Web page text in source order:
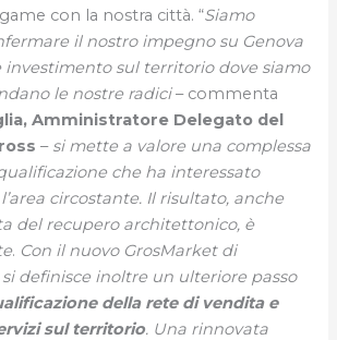
con la nostra città. “Siamo
il nostro impegno su Genova
sul territorio dove siamo
le nostre radici– commenta
Amministratore Delegato del
– si mette a valore una complessa
che ha interessato
circostante. Il risultato, anche
del recupero architettonico, è
. Con il nuovo GrosMarket di
definisce inoltre un ulteriore passo
della rete di vendita e
sul territorio. Una rinnovata